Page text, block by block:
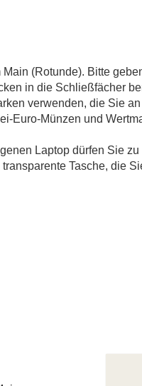
(Rotunde). Bitte
in die Schließfächer
verwenden, die Sie
Euro-Münzen und
Laptop dürfen Sie
Tasche, die